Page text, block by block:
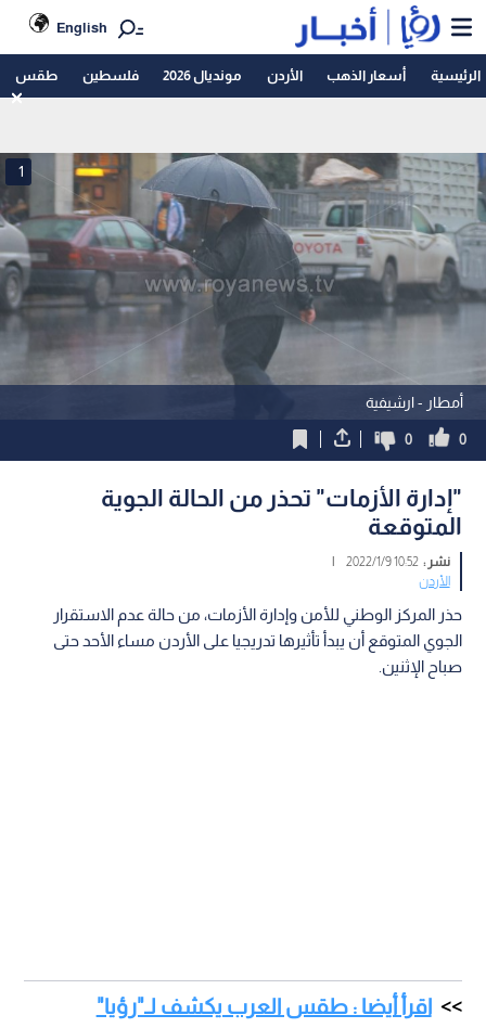
English
الرئيسية أسعار الذهب الأردن مونديال 2026 فلسطين طقس
أمطار - ارشيفية
1
0
0
"إدارة الأزمات" تحذر من الحالة الجوية
المتوقعة
نشر :10:52 2022/1/9
|
الأردن
حذر المركز الوطني للأمن وإدارة الأزمات، من حالة عدم الاستقرار
الجوي المتوقع أن يبدأ تأثيرها تدريجيا على الأردن مساء الأحد حتى
صباح الإثنين.
اقرأ أيضا : طقس العرب يكشف لـ"رؤيا"